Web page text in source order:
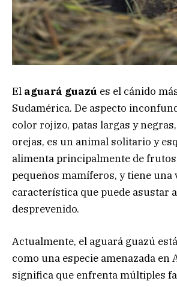
El aguará guazú es el cánido
Sudamérica. De aspecto
color rojizo, patas largas y
orejas, es un animal solitario y
alimenta principalmente de
pequeños mamíferos, y tiene una
característica que puede asustar
desprevenido.
Actualmente, el aguará guazú
como una especie amenazada en
significa que enfrenta múltiples